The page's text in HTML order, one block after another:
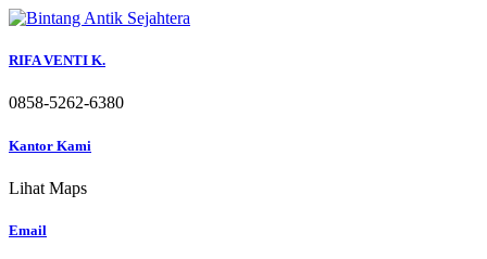
Skip
content
RIFA VENTI K.
0858-5262-6380
Kantor Kami
Lihat Maps
Email